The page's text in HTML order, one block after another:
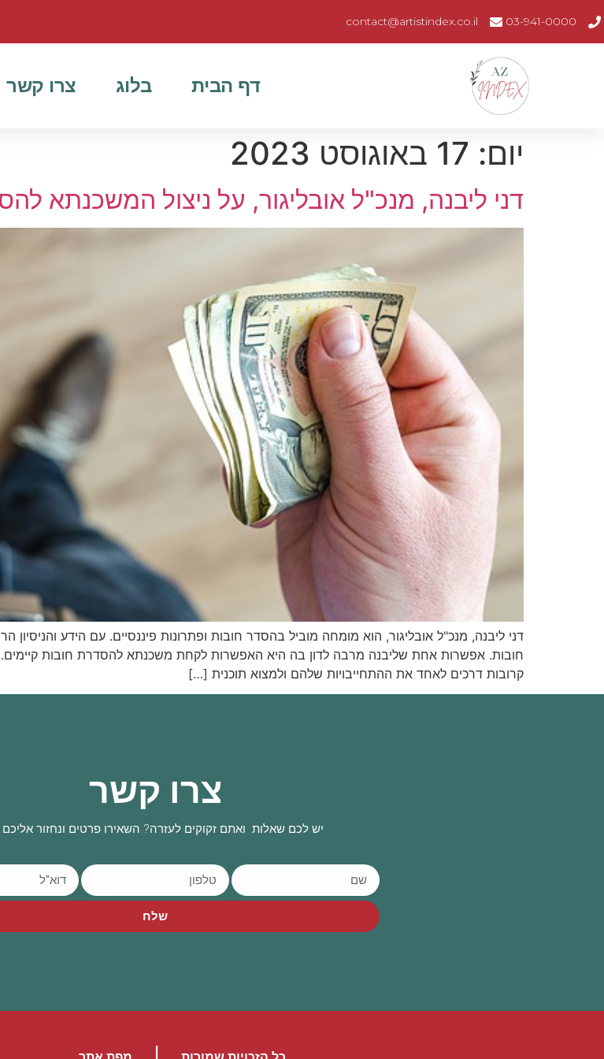
03-941-0000
contact@artistindex.co.il
דף הבית בלוג צרו קשר
יום: 17 באוגוסט 2023
דני ליבנה, מנכ"ל אובליגור, על ניצול המשכנתא
דני ליבנה, מנכ"ל אובליגור, הוא מומחה מוביל בהסדר חובות ופתרונות פיננסיים. עם הידע
חובות. אפשרות אחת שליבנה מרבה לדון בה היא האפשרות לקחת משכנתא להסדרת חובות
קרובות דרכים לאחד את ההתחייבויות שלהם ולמצוא תוכנית […]
צרו קשר
יש לכם שאלות ואתם זקוקים לעזרה? השאירו פרטים ונחזור אליכם
שלח